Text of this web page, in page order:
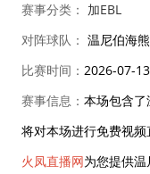
赛事分类： 加EBL
对阵球队： 温尼伯海
比赛时间： 2026-07-
赛事信息： 本场包含了
将对本场进行免费视频
火凤直播网为您提供